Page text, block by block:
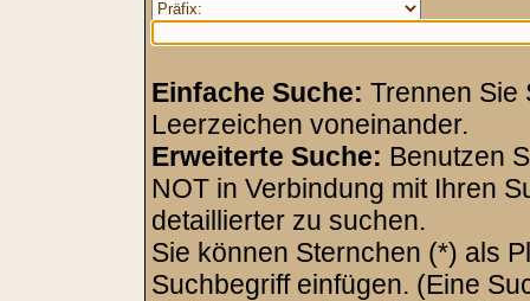
Einfache Suche: Trennen Sie
Leerzeichen voneinander.
Erweiterte Suche: Benutzen
NOT in Verbindung mit Ihren
detaillierter zu suchen.
Sie können Sternchen (*) als
Suchbegriff einfügen. (Eine